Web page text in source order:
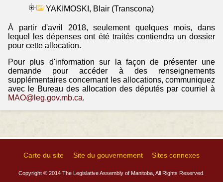
YAKIMOSKI, Blair (Transcona)
À partir d'avril 2018, seulement quelques mois, dans
lequel les dépenses ont été traités contiendra un dossier
pour cette allocation.
Pour plus d'information sur la façon de présenter une
demande pour accéder à des renseignements
supplémentaires concernant les allocations, communiquez
avec le Bureau des allocation des députés par courriel à
MAO@leg.gov.mb.ca.
Carte du site Site du gouvernement Sites connexes
Copyright © 2014 The Legislative Assembly of Manitoba, All Rights Reserved.